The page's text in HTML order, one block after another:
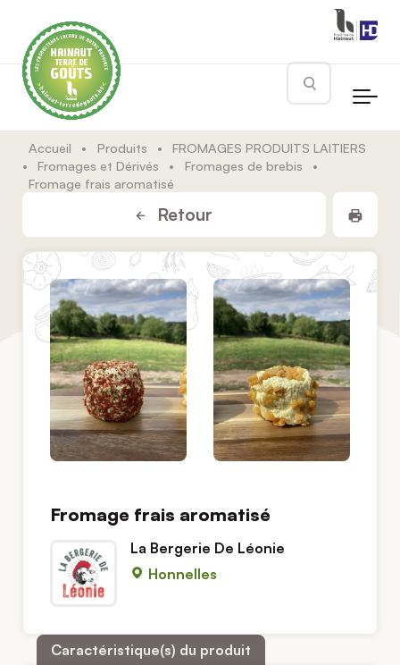
Rechercher
Accueil • Produits •
FROMAGES PRODUITS LAITIERS
•
Fromages et Dérivés • Fromages de brebis
•
Fromage frais aromatisé
Retour
Fromage frais aromatisé
La Bergerie De Léonie
Honnelles
Caractéristique(s) du produit